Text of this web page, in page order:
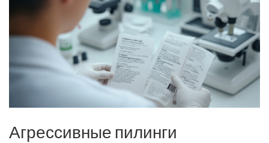
вам избежать распространенных ошибок и сохранить здоровье,
а также естественную красоту.
Агрессивные пилинги